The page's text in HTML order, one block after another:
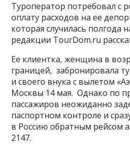
Туроператор потребовал с
оплату расходов на ее
которая случилась полгода
редакции TourDom.ru
Ее клиентка, женщина в
границей, забронировала
и своего внука с вылетом
Москвы 14 мая. Однако по
пассажиров неожиданно
паспортном контроле и
в Россию обратным рейсом
2147.